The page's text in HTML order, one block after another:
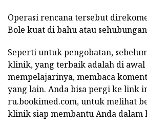
Operasi rencana tersebut
Bole kuat di bahu atau
Seperti untuk pengobatan,
klinik, yang terbaik adalah di
mempelajarinya, membaca
yang lain. Anda bisa pergi ke link
ru.bookimed.com, untuk melihat
klinik siap membantu Anda dalam